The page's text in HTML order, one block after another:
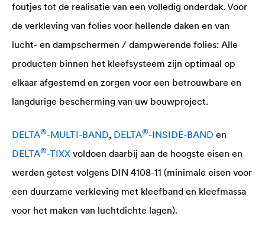
foutjes tot de realisatie van een volledig onderdak. Voor
de verkleving van folies voor hellende daken en van
lucht- en dampschermen / dampwerende folies: Alle
producten binnen het kleefsysteem zijn optimaal op
elkaar afgestemd en zorgen voor een betrouwbare en
langdurige bescherming van uw bouwproject.
DELTA®-MULTI-BAND, DELTA®-INSIDE-BAND en
DELTA®-TIXX voldoen daarbij aan de hoogste eisen en
werden getest volgens DIN 4108-11 (minimale eisen voor
een duurzame verkleving met kleefband en kleefmassa
voor het maken van luchtdichte lagen).